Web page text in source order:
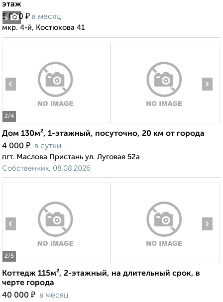
6
этаж
5 000 ₽ в месяц
мкр. 4-й, Костюкова 41
2/4
‹ ›
Дом 130м², 1-этажный, посуточно, 20 км от города
4 000 ₽ в сутки
пгт. Маслова Пристань ул. Луговая 52а
Собственник, 08.08.2026
2/5
‹ ›
Коттедж 115м², 2-этажный, на длительный срок, в
черте города
40 000 ₽ в месяц